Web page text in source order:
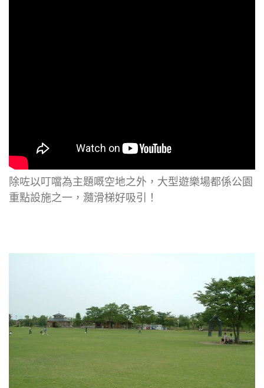
除咗以叮噹為主題嘅空地之外，大型遊樂場都係公園
重點設施之一，瀡滑梯好吸引！